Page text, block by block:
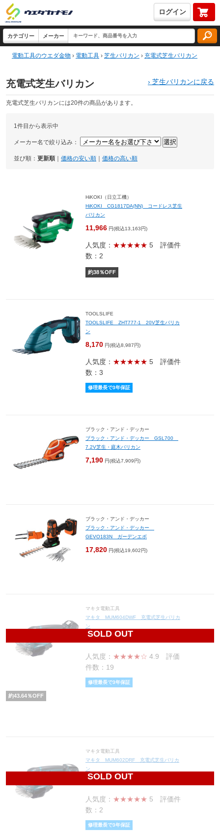
ログイン
電動工具のウエダ金物 › 電動工具 › 芝生バリカン › 充電式芝生バリカン
充電式芝生バリカン › 芝生バリカンに戻る
充電式芝生バリカンには20件の商品があります。
1件目から表示中
メーカー名で絞り込み：
並び順： 更新順 価格の安い順 価格の高い順
HiKOKI（日立工機）
HiKOKI CG1817DA(NN) コードレス芝生
バリカン
11,966 円(税込13,163円)
人気度： ★★★★★ 5 評価件
数：2
約38％OFF
TOOLSLIFE
TOOLSLIFE ZHT777-1 20V芝生バリカ
ン
8,170 円(税込8,987円)
人気度： ★★★★★ 5 評価件
数：3
修理最長で3年保証
ブラック・アンド・デッカー
ブラック・アンド・デッカー GSL700
7.2V芝生・庭木バリカン
7,190 円(税込7,909円)
ブラック・アンド・デッカー
ブラック・アンド・デッカー
GEVO183N ガーデンエボ
17,820 円(税込19,602円)
SOLD OUT
マキタ電動工具
マキタ MUM604DWF 充電式芝生バリカ
ン
20,120
人気度： ★★★★☆ 4.9 評価
件数：19
修理最長で3年保証
約43.64％OFF
SOLD OUT
マキタ電動工具
マキタ MUM602DRF 充電式芝生バリカ
ン
23,248
人気度： ★★★★★ 5 評価件
数：2
修理最長で3年保証